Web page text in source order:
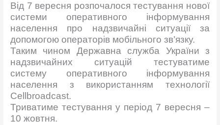
Від 7 вересня розпочалося тестування нової
системи оперативного інформування
населення про надзвичайні ситуації за
допомогою операторів мобільного зв’язку.
Таким чином Державна служба України з
надзвичайних ситуацій тестуватиме
систему оперативного інформування
населення з використанням технології
Cellbroadcast.
Триватиме тестування у період 7 вересня –
10 жовтня.